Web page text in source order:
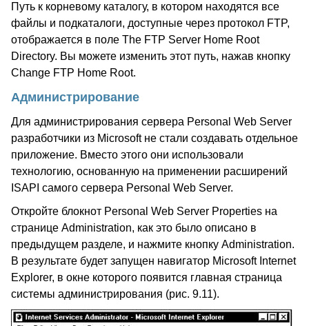
Путь к корневому каталогу, в котором находятся все
файлы и подкаталоги, доступные через протокол FTP,
отображается в поле The FTP Server Home Root
Directory. Вы можете изменить этот путь, нажав кнопку
Change FTP Home Root.
Администрирование
Для администрирования сервера Personal Web Server
разработчики из Microsoft не стали создавать отдельное
приложение. Вместо этого они использовали
технологию, основанную на применении расширений
ISAPI самого сервера Personal Web Server.
Откройте блокнот Personal Web Server Properties на
странице Administration, как это было описано в
предыдущем разделе, и нажмите кнопку Administration.
В результате будет запущен навигатор Microsoft Internet
Explorer, в окне которого появится главная страница
системы администрирования (рис. 9.11).